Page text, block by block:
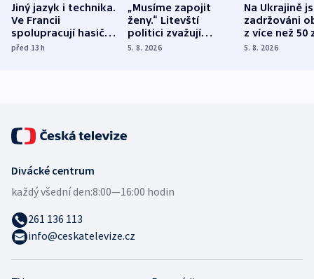
Jiný jazyk i technika.
Ve Francii
spolupracují hasiči z
různých zemí
před 13h
„Musíme zapojit
ženy.“ Litevští
politici zvažují
dohodu o
5. 8. 2026
Na Ukrajině
zadržováni
z více než 50
Bojovali na
5. 8. 2026
Divácké centrum
každý všední den:8:00—16:00 hodin
261 136 113
info@ceskatelevize.cz